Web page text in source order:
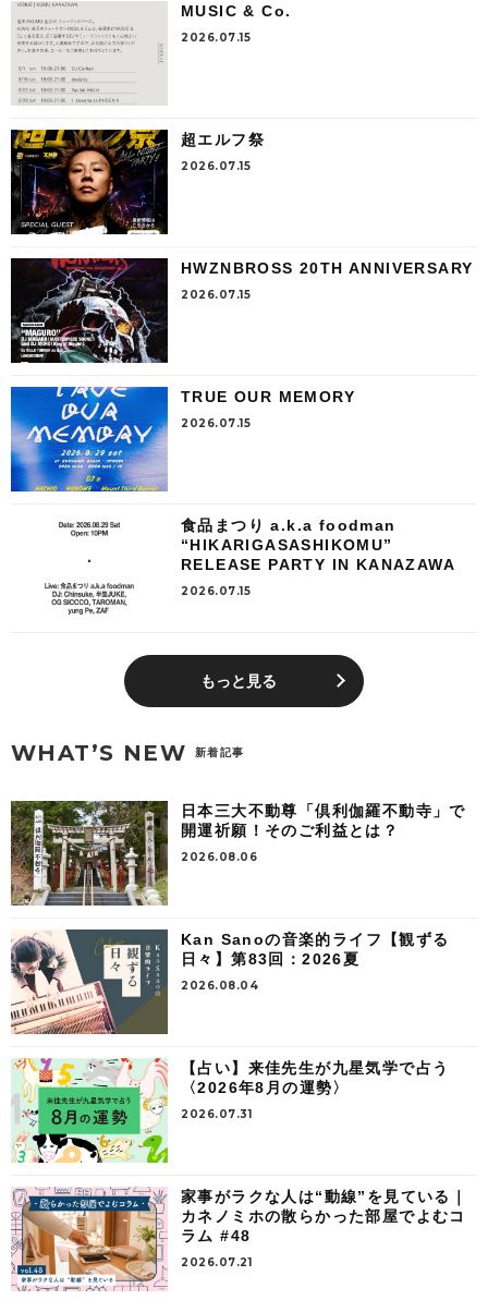
MUSIC & Co.
2026.07.15
超エルフ祭
2026.07.15
HWZNBROSS 20TH ANNIVERSARY
2026.07.15
TRUE OUR MEMORY
2026.07.15
食品まつり a.k.a foodman
“HIKARIGASASHIKOMU”
RELEASE PARTY IN KANAZAWA
2026.07.15
もっと見る
WHAT’S NEW 新着記事
日本三大不動尊「倶利伽羅不動寺」で
開運祈願！そのご利益とは？
2026.08.06
Kan Sanoの音楽的ライフ【観ずる
日々】第83回：2026夏
2026.08.04
【占い】来佳先生が九星気学で占う
〈2026年8月の運勢〉
2026.07.31
家事がラクな人は“動線”を見ている｜
カネノミホの散らかった部屋でよむコ
ラム #48
2026.07.21